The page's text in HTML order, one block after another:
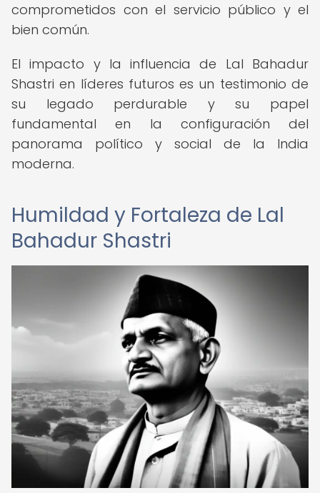
comprometidos con el servicio público y el
bien común.
El impacto y la influencia de Lal Bahadur
Shastri en líderes futuros es un testimonio de
su legado perdurable y su papel
fundamental en la configuración del
panorama político y social de la India
moderna.
Humildad y Fortaleza de Lal
Bahadur Shastri